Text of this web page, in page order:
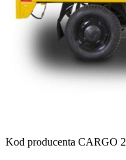
Kod producenta CARGO 2